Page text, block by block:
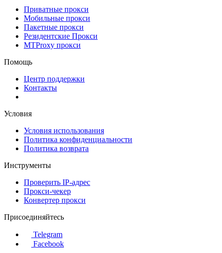
Приватные прокси
Мобильные прокси
Пакетные прокси
Резидентские Прокси
MTProxy прокси
Помощь
Центр поддержки
Контакты
Условия
Условия использования
Политика конфиденциальности
Политика возврата
Инструменты
Проверить IP-адрес
Прокси-чекер
Конвертер прокси
Присоединяйтесь
Telegram
Facebook